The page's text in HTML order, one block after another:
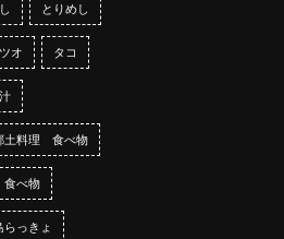
とりめし
オ タコ
土料理 食べ物
べ物
らっきょ